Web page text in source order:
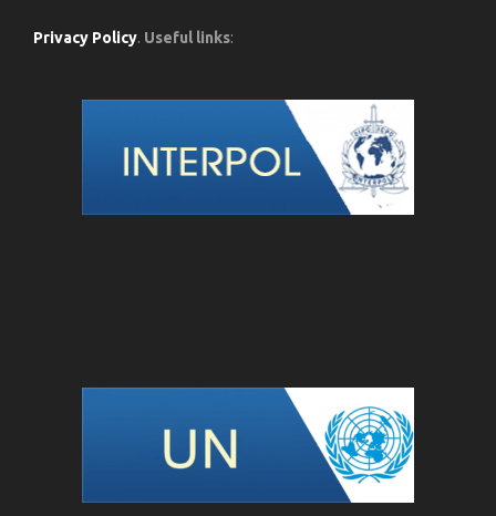
Privacy Policy. Useful links: